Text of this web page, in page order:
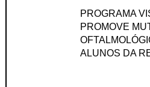
PROGRAMA
PROMOVE
ALUNOS DA